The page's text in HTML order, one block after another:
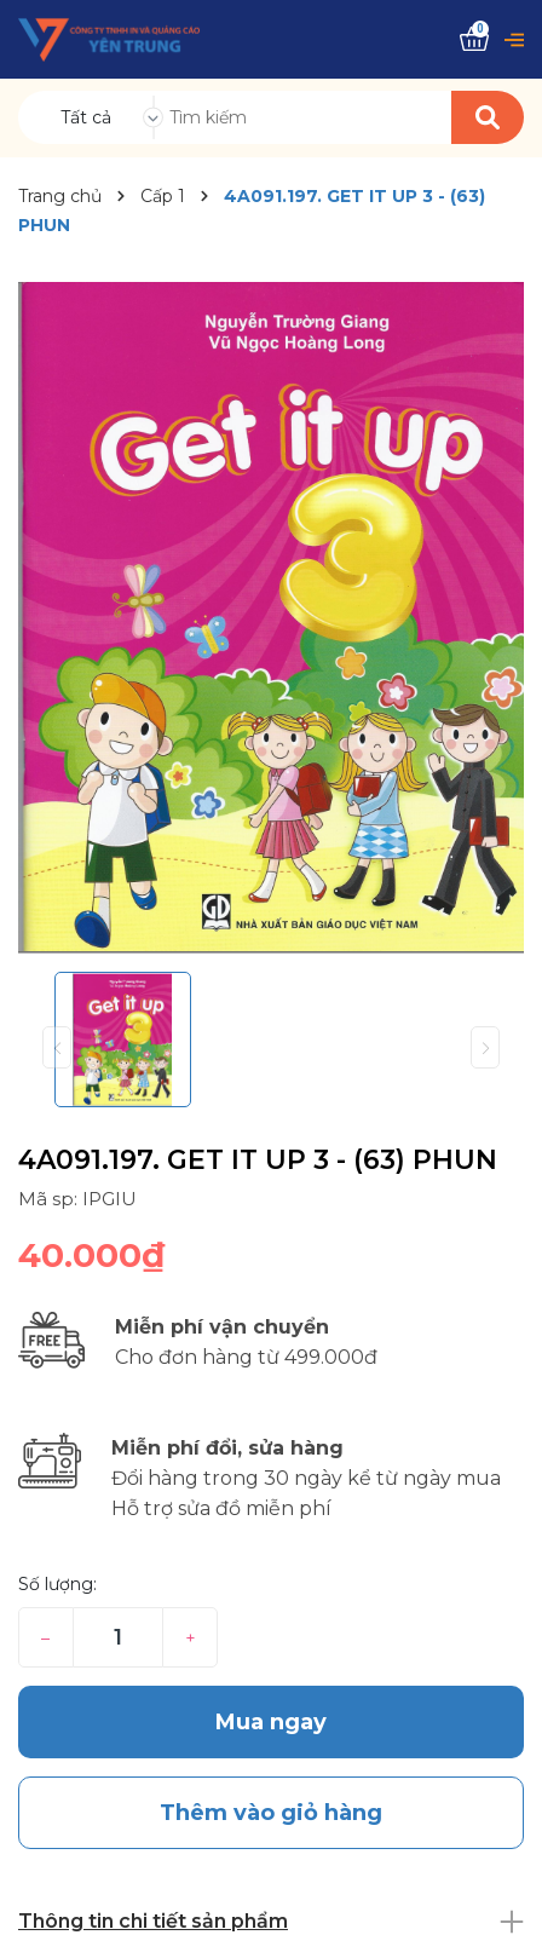
Tất cả
0
Trang chủ Cấp 1
4A091.197. GET IT UP 3 - (63)
PHUN
4A091.197. GET IT UP 3 - (63) PHUN
Mã sp: IPGIU
40.000₫
Miễn phí vận chuyển
Cho đơn hàng từ 499.000đ
Miễn phí đổi, sửa hàng
Đổi hàng trong 30 ngày kể từ ngày mua
Hỗ trợ sửa đồ miễn phí
Số lượng:
– +
Mua ngay
Thêm vào giỏ hàng
Thông tin chi tiết sản phẩm